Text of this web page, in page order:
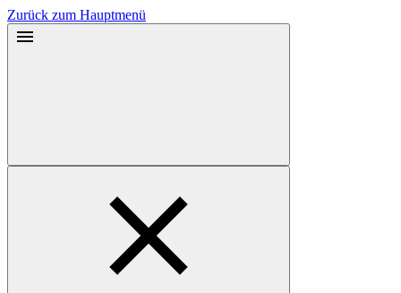
Zurück zum Hauptmenü